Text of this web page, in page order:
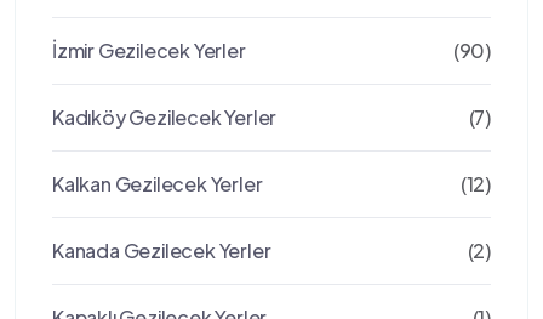
İzmir Gezilecek Yerler (90)
Kadıköy Gezilecek Yerler (7)
Kalkan Gezilecek Yerler (12)
Kanada Gezilecek Yerler (2)